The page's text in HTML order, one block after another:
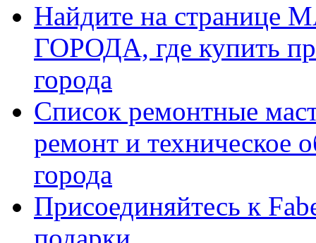
Найдите на
ГОРОДА, где купить
города
Список ремонтные
ремонт и техническое
города
Присоединяйтесь к